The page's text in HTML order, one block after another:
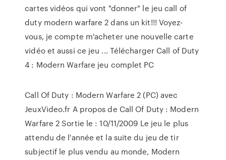
cartes vidéos qui vont "donner" le jeu call of
duty modern warfare 2 dans un kit!!! Voyez-
vous, je compte m'acheter une nouvelle carte
vidéo et aussi ce jeu ... Télécharger Call of Duty
4 : Modern Warfare jeu complet PC
Call Of Duty : Modern Warfare 2 (PC) avec
JeuxVideo.fr A propos de Call Of Duty : Modern
Warfare 2 Sortie le : 10/11/2009 Le jeu le plus
attendu de l'année et la suite du jeu de tir
subjectif le plus vendu au monde, Modern